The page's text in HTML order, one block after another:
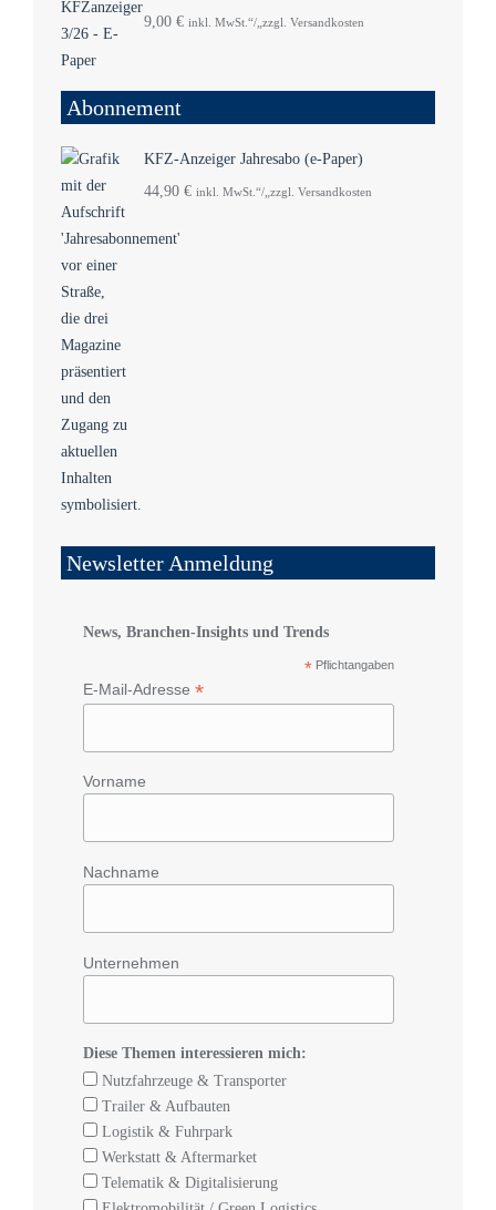
9,00 € inkl. MwSt.“/„zzgl. Versandkosten
Abonnement
KFZ-Anzeiger Jahresabo (e-Paper)
44,90 € inkl. MwSt.“/„zzgl. Versandkosten
Newsletter Anmeldung
News, Branchen-Insights und Trends
* Pflichtangaben
E-Mail-Adresse *
Vorname
Nachname
Unternehmen
Diese Themen interessieren mich:
Nutzfahrzeuge & Transporter
Trailer & Aufbauten
Logistik & Fuhrpark
Werkstatt & Aftermarket
Telematik & Digitalisierung